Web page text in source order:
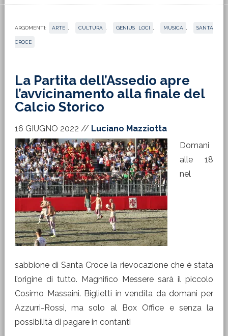
ARGOMENTI: ARTE CULTURA GENIUS LOCI MUSICA SANTA
CROCE
La Partita dell’Assedio apre
l’avvicinamento alla finale del
Calcio Storico
16 GIUGNO 2022 // Luciano Mazziotta
Domani
alle 18
nel
sabbione di Santa Croce la rievocazione che è stata
l’origine di tutto. Magnifico Messere sarà il piccolo
Cosimo Massaini. Biglietti in vendita da domani per
Azzurri-Rossi, ma solo al Box Office e senza la
possibilità di pagare in contanti